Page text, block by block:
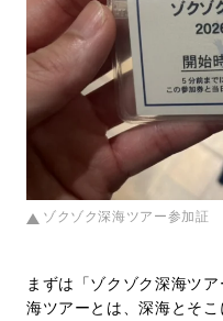
ゾクゾク深海ツアー参加証
まずは「ゾクゾク深海ツ
海ツアーとは、深海とそ